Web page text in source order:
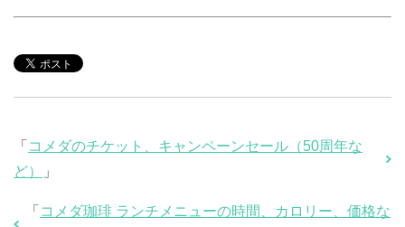
「 コメダのチケット、キャンペーンセール（50周年な
ど）
」
「 コメダ珈琲 ランチメニューの時間、カロリー、価格な